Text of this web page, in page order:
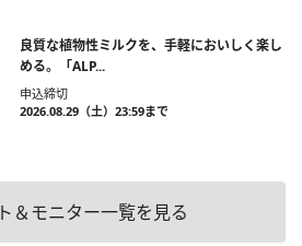
良質な植物性ミルクを、手軽においしく楽し
める。「ALP...
申込締切
2026.08.29（土）23:59まで
＆モニター一覧を見る